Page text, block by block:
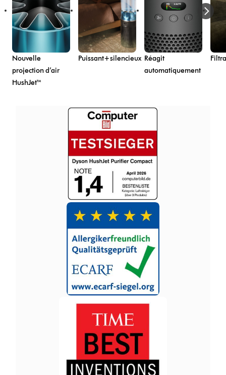
Nouvelle
projection d’air
HushJet™
Puissant+silencieux Réagit
automatiquement